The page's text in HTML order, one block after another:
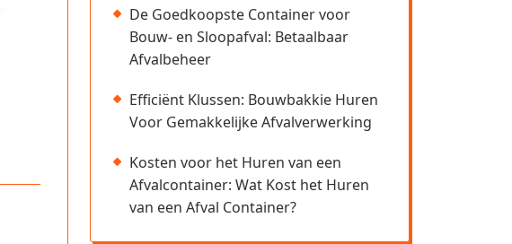
De Goedkoopste Container voor
Bouw- en Sloopafval: Betaalbaar
Afvalbeheer
Efficiënt Klussen: Bouwbakkie Huren
Voor Gemakkelijke Afvalverwerking
Kosten voor het Huren van een
Afvalcontainer: Wat Kost het Huren
van een Afval Container?